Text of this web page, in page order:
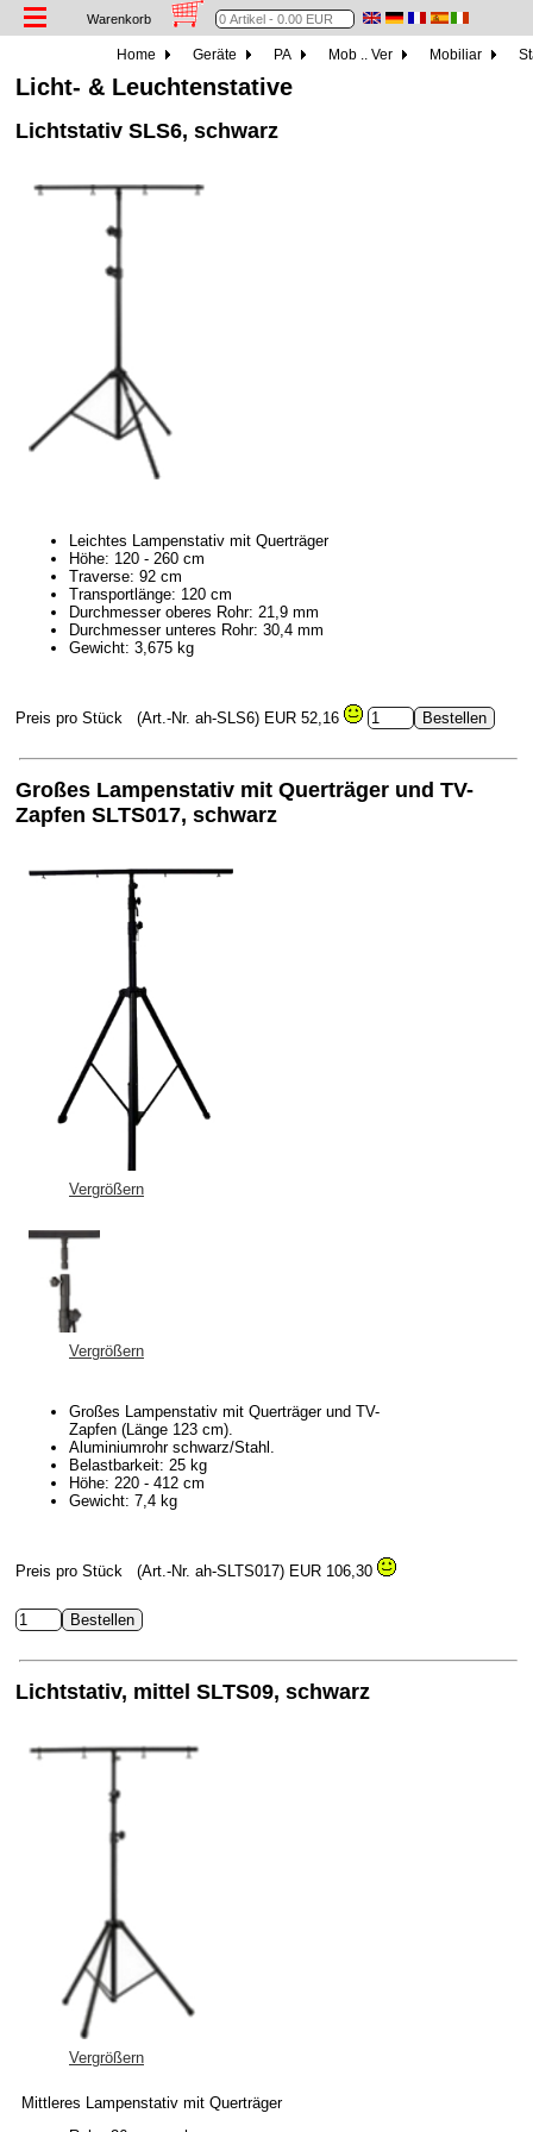
Warenkorb
Home Geräte PA Mob .. Ver Mobiliar
Licht- & Leuchtenstative
Lichtstativ SLS6, schwarz
Leichtes Lampenstativ mit Querträger
Höhe: 120 - 260 cm
Traverse: 92 cm
Transportlänge: 120 cm
Durchmesser oberes Rohr: 21,9 mm
Durchmesser unteres Rohr: 30,4 mm
Gewicht: 3,675 kg
Preis pro Stück (Art.-Nr. ah-SLS6) EUR 52,16
Großes Lampenstativ mit Querträger und TV-
Zapfen SLTS017, schwarz
Vergrößern
Vergrößern
Großes Lampenstativ mit Querträger und TV-
Zapfen (Länge 123 cm).
Aluminiumrohr schwarz/Stahl.
Belastbarkeit: 25 kg
Höhe: 220 - 412 cm
Gewicht: 7,4 kg
Preis pro Stück (Art.-Nr. ah-SLTS017) EUR 106,30
Lichtstativ, mittel SLTS09, schwarz
Vergrößern
Mittleres Lampenstativ mit Querträger